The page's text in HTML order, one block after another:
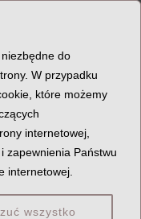
do
W przypadku
które możemy
internetowej,
zapewnienia Państwu
internetowej.
wszystko
J K L Ł M
V W X Z
Kr Ks